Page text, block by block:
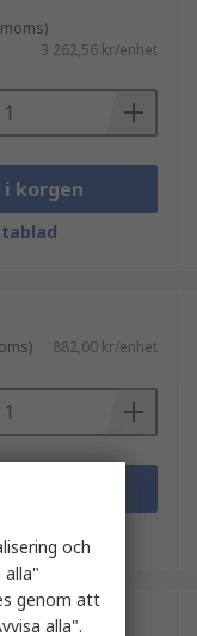
3 262,56 kr/enhet
i korgen
882,00 kr/enhet
och
alla"
genom att
alla".